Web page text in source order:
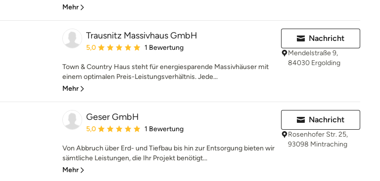
Mehr
Trausnitz Massivhaus GmbH
Durchschnittliche Bewertung: 5 von 5 Sternen
5,0 1 Bewertung
Town & Country Haus steht für energiesparende Massivhäuser mit
einem optimalen Preis-Leistungsverhältnis. Jede...
Mehr
Nachricht
Mendelstraße 9,
84030 Ergolding
Geser GmbH
Durchschnittliche Bewertung: 5 von 5 Sternen
5,0 1 Bewertung
Von Abbruch über Erd- und Tiefbau bis hin zur Entsorgung bieten wir
sämtliche Leistungen, die Ihr Projekt benötigt...
Mehr
Nachricht
Rosenhofer Str. 25,
93098 Mintraching